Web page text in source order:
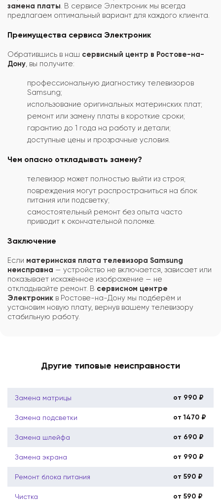
замена платы . В сервисе Электроник мы всегда
предлагаем оптимальный вариант для каждого клиента.
Преимущества сервиса Электроник
Обратившись в наш сервисный центр в Ростове-на-
Дону , вы получите:
профессиональную диагностику телевизоров
Samsung;
использование оригинальных материнских плат;
ремонт или замену платы в короткие сроки;
гарантию до 1 года на работу и детали;
доступные цены и прозрачные условия.
Чем опасно откладывать замену?
телевизор может полностью выйти из строя;
повреждения могут распространиться на блок
питания или подсветку;
самостоятельный ремонт без опыта часто
приводит к окончательной поломке.
Заключение
Если материнская плата телевизора Samsung
неисправна — устройство не включается, зависает или
показывает искажённое изображение — не
откладывайте ремонт. В сервисном центре
Электроник в Ростове-на-Дону мы подберём и
установим новую плату, вернув вашему телевизору
стабильную работу.
Другие типовые неисправности
Замена матрицы от 990 ₽
Замена подсветки от 1470 ₽
Замена шлейфа от 690 ₽
Замена экрана от 990 ₽
Ремонт блока питания от 590 ₽
Чистка от 590 ₽